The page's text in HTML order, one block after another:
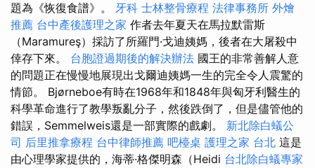
題為《恢復食譜》。 牙科 士林整骨療程 法律事務所 外燴
推薦 台中產後護理之家 作者去年夏天在馬拉默雷斯
（Maramureş）採訪了所羅門·戈迪姨媽，後者在大屠殺中
倖存下來。 台胞證過期後的解決辦法 國王的非常善解人意
的問題正在慢慢地展現出戈爾迪姨媽一生的完全令人震驚的
情節。 Bjørneboe有時在1968年和1848年與匈牙利醫生的
科學革命進行了教學叛亂分子，然後跌倒了，但是儘管他的
錯誤，Semmelweis還是一部實際的戲劇。 新北除白蟻公
司 后里推拿療程 台中律師推薦 吧檯桌 護理之家 台北 這是
由心理學家提供的，海蒂·格傑明森（Heidi 台北除白蟻專家